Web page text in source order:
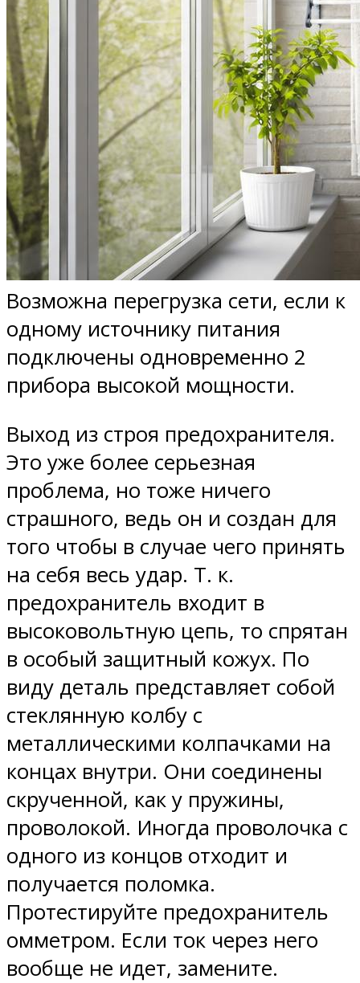
Возможна перегрузка сети, если к
одному источнику питания
подключены одновременно 2
прибора высокой мощности.
Выход из строя предохранителя.
Это уже более серьезная
проблема, но тоже ничего
страшного, ведь он и создан для
того чтобы в случае чего принять
на себя весь удар. Т. к.
предохранитель входит в
высоковольтную цепь, то спрятан
в особый защитный кожух. По
виду деталь представляет собой
стеклянную колбу с
металлическими колпачками на
концах внутри. Они соединены
скрученной, как у пружины,
проволокой. Иногда проволочка с
одного из концов отходит и
получается поломка.
Протестируйте предохранитель
омметром. Если ток через него
вообще не идет, замените.